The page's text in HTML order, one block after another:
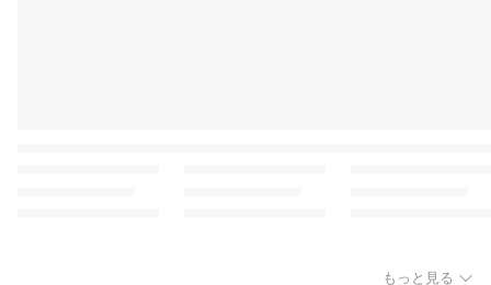
もっと見る